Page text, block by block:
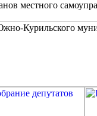
местного